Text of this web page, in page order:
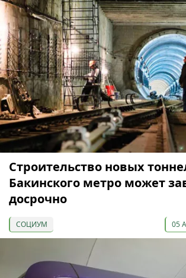
Строительство новых
Бакинского метро может
досрочно
СОЦИУМ 05